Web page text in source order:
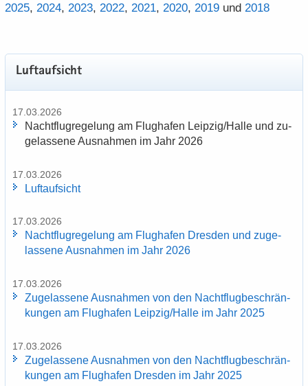
2025, 2024, 2023, 2022, 2021, 2020, 2019 und 2018
Luft­auf­sicht
17.03.2026
Nacht­flug­re­ge­lung am Flug­ha­fen Leip­zig/Halle und zu­
ge­las­se­ne Aus­nah­men im Jahr 2026
17.03.2026
Luft­auf­sicht
17.03.2026
Nacht­flug­re­ge­lung am Flug­ha­fen Dres­den und zu­ge­
las­se­ne Aus­nah­men im Jahr 2026
17.03.2026
Zu­ge­las­se­ne Aus­nah­men von den Nacht­flug­be­schrän­
kun­gen am Flug­ha­fen Leip­zig/Halle im Jahr 2025
17.03.2026
Zu­ge­las­se­ne Aus­nah­men von den Nacht­flug­be­schrän­
kun­gen am Flug­ha­fen Dres­den im Jahr 2025